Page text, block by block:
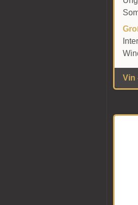
Vin